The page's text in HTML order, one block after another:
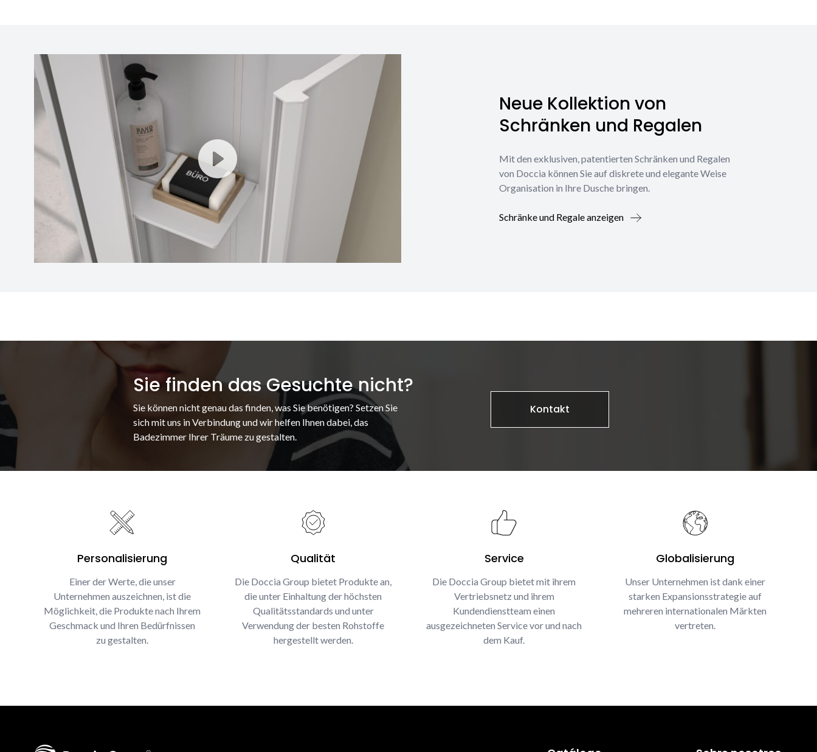
Neue Kollektion von
Schränken und Regalen
Mit den exklusiven, patentierten Schränken und Regalen
von Doccia können Sie auf diskrete und elegante Weise
Organisation in Ihre Dusche bringen.
Schränke und Regale anzeigen
Sie finden das Gesuchte nicht?
Sie können nicht genau das finden, was Sie benötigen? Setzen Sie
sich mit uns in Verbindung und wir helfen Ihnen dabei, das
Badezimmer Ihrer Träume zu gestalten.
Kontakt
Personalisierung
Einer der Werte, die unser
Unternehmen auszeichnen, ist die
Möglichkeit, die Produkte nach Ihrem
Geschmack und Ihren Bedürfnissen
zu gestalten.
Qualität
Die Doccia Group bietet Produkte an,
die unter Einhaltung der höchsten
Qualitätsstandards und unter
Verwendung der besten Rohstoffe
hergestellt werden.
Service
Die Doccia Group bietet mit ihrem
Vertriebsnetz und ihrem
Kundendienstteam einen
ausgezeichneten Service vor und nach
dem Kauf.
Globalisierung
Unser Unternehmen ist dank einer
starken Expansionsstrategie auf
mehreren internationalen Märkten
vertreten.